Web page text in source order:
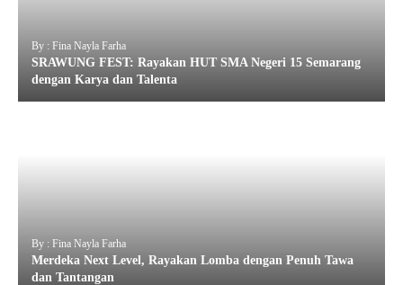
By : Fina Nayla Farha
SRAWUNG FEST: Rayakan HUT SMA Negeri 15 Semarang
dengan Karya dan Talenta
By : Fina Nayla Farha
Merdeka Next Level, Rayakan Lomba dengan Penuh Tawa
dan Tantangan